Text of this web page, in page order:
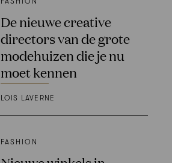
De nieuwe creative
directors van de grote
modehuizen die je nu
moet kennen
LOIS LAVERNE
FASHION